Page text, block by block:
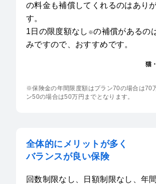
の料金も補償してくれるのはあり
す。
1日の限度額なし ※の補償があるの
みですので、おすすめです。
猫
※保険金の年間限度額はプラン70の場合は70
ン50の場合は50万円までとなります。
全体的にメリットが多く
バランスが良い保険
回数制限なし、日額制限なし、年